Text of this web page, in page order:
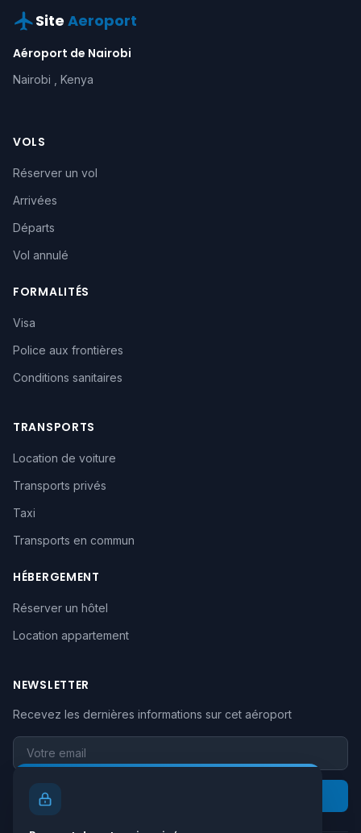
Site Aeroport
Aéroport de Nairobi
Nairobi , Kenya
VOLS
Réserver un vol
Arrivées
Départs
Vol annulé
FORMALITÉS
Visa
Police aux frontières
Conditions sanitaires
TRANSPORTS
Location de voiture
Transports privés
Taxi
Transports en commun
HÉBERGEMENT
Réserver un hôtel
Location appartement
NEWSLETTER
Recevez les dernières informations sur cet aéroport
Votre email